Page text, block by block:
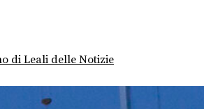
di Leali delle Notizie